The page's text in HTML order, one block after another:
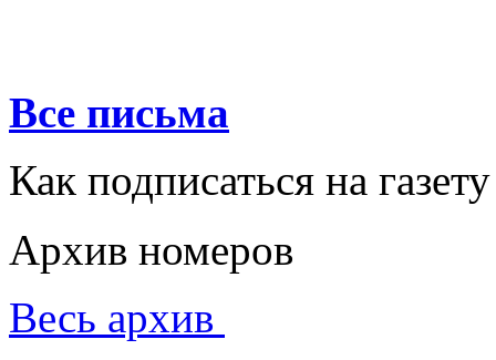
Все письма
Как подписаться на газету
Архив номеров
Весь архив